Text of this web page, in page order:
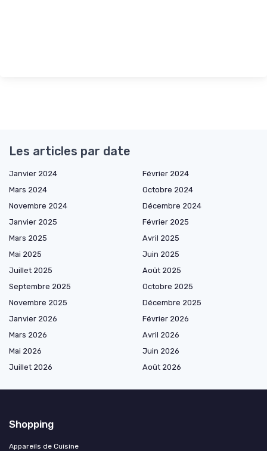
Les articles par date
Janvier 2024
Février 2024
Mars 2024
Octobre 2024
Novembre 2024
Décembre 2024
Janvier 2025
Février 2025
Mars 2025
Avril 2025
Mai 2025
Juin 2025
Juillet 2025
Août 2025
Septembre 2025
Octobre 2025
Novembre 2025
Décembre 2025
Janvier 2026
Février 2026
Mars 2026
Avril 2026
Mai 2026
Juin 2026
Juillet 2026
Août 2026
Shopping
Appareils de Cuisine